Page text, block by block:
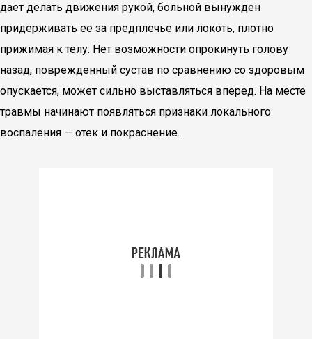
дает делать движения рукой, больной вынужден
придерживать ее за предплечье или локоть, плотно
прижимая к телу. Нет возможности опрокинуть голову
назад, поврежденный сустав по сравнению со здоровым
опускается, может сильно выставляться вперед. На месте
травмы начинают появляться признаки локального
воспаления — отек и покраснение.